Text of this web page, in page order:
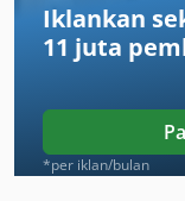
Heska
Hidroliksan
Hoefler
Hss
Iklankan
11 juta
*per iklan/bulan